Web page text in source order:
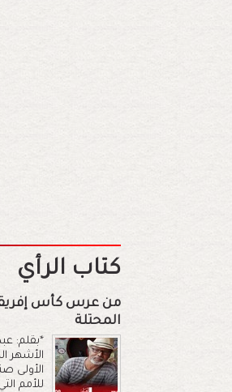
كتاب الرأي
من عرس كأس
المحتلة
*بقلم:
الأشهر
الأولى
للأمم